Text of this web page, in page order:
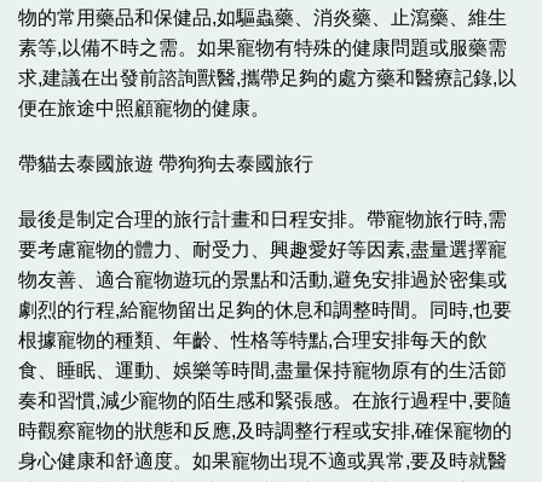
物的常用藥品和保健品,如驅蟲藥、消炎藥、止瀉藥、維生
素等,以備不時之需。如果寵物有特殊的健康問題或服藥需
求,建議在出發前諮詢獸醫,攜帶足夠的處方藥和醫療記錄,以
便在旅途中照顧寵物的健康。
帶貓去泰國旅遊 帶狗狗去泰國旅行
最後是制定合理的旅行計畫和日程安排。帶寵物旅行時,需
要考慮寵物的體力、耐受力、興趣愛好等因素,盡量選擇寵
物友善、適合寵物遊玩的景點和活動,避免安排過於密集或
劇烈的行程,給寵物留出足夠的休息和調整時間。同時,也要
根據寵物的種類、年齡、性格等特點,合理安排每天的飲
食、睡眠、運動、娛樂等時間,盡量保持寵物原有的生活節
奏和習慣,減少寵物的陌生感和緊張感。在旅行過程中,要隨
時觀察寵物的狀態和反應,及時調整行程或安排,確保寵物的
身心健康和舒適度。如果寵物出現不適或異常,要及時就醫